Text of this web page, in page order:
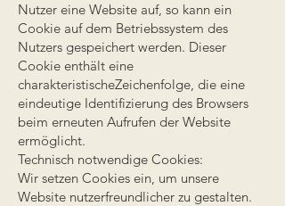
Nutzer eine Website auf, so kann ein
Cookie auf dem Betriebssystem des
Nutzers gespeichert werden. Dieser
Cookie enthält eine
charakteristischeZeichenfolge, die eine
eindeutige Identifizierung des Browsers
beim erneuten Aufrufen der Website
ermöglicht.
Technisch notwendige Cookies:
Wir setzen Cookies ein, um unsere
Website nutzerfreundlicher zu gestalten.